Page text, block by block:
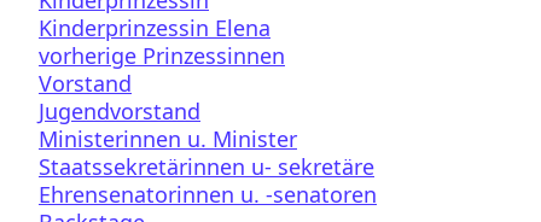
Kinderprinzessin Elena
vorherige Prinzessinnen
Vorstand
Jugendvorstand
Ministerinnen u. Minister
Staatssekretärinnen u- sekretäre
Ehrensenatorinnen u. -senatoren